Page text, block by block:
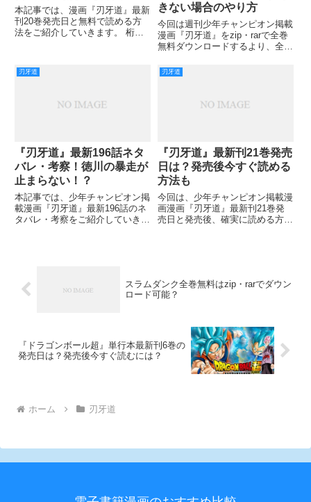
本記事では、漫画『刃牙道』最新
刊20巻発売日と無料で読める方
法をご紹介していきます。 桁外
戸時代の剣豪が現代に復活し、主
人公と戦うという奇想天外なスト
きない場合のやり方
今回は週刊少年チャンピオン掲載
漫画『刃牙道』をzip・rarで全巻
無料ダウンロードするより、全巻
しくご説明していきます！ 4年に
渡り連載されてきた『刃牙道』
ストの話では第5部の告知
刃牙道
『刃牙道』最新196話ネタ
バレ・考察！徳川の暴走が
止まらない！？
本記事では、少年チャンピオン掲
載漫画『刃牙道』最新196話のネ
タバレ・考察をご紹介していきま
刃牙道
『刃牙道』最新刊21巻発売
日は？発売後今すぐ読める
方法も
今回は、少年チャンピオン掲載漫
画漫画『刃牙道』最新刊21巻発
売日と発売後、確実に読める方法
スラムダンク全巻無料はzip・rarでダウン
ロード可能？
『ドラゴンボール超』単行本最新刊6巻の
発売日は？発売後今すぐ読むには？
ホーム 刃牙道